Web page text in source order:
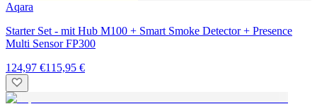
Aqara
Starter Set - mit Hub M100 + Smart Smoke Detector + Presence
Multi Sensor FP300
124,97 €115,95 €